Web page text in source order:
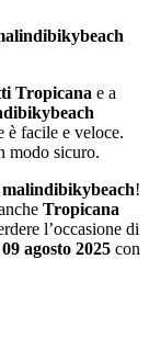
Tropicana e a
è facile e veloce.
modo sicuro.
malindibikybeach!
Tropicana
l’occasione di
09 agosto 2025 con